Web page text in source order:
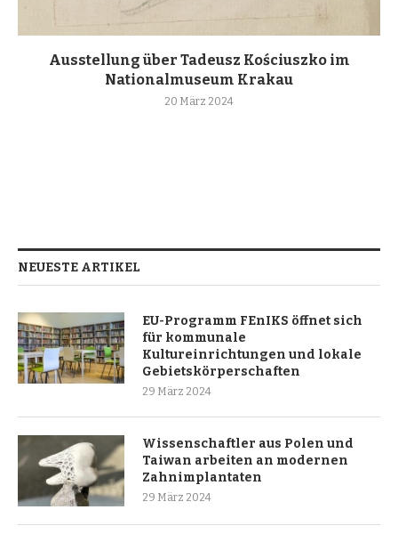
Ausstellung über Tadeusz Kościuszko im
Nationalmuseum Krakau
20 März 2024
NEUESTE ARTIKEL
EU-Programm FEnIKS öffnet sich
für kommunale
Kultureinrichtungen und lokale
Gebietskörperschaften
29 März 2024
Wissenschaftler aus Polen und
Taiwan arbeiten an modernen
Zahnimplantaten
29 März 2024